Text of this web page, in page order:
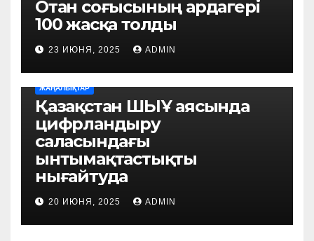
Отан соғысының ардагері
100 жасқа толды
23 ИЮНЯ, 2025 ADMIN
ЖАҢАЛЫҚТАР
Қазақстан ШЫҰ аясында
цифрландыру
саласындағы
ынтымақтастықты
нығайтуда
20 ИЮНЯ, 2025 ADMIN